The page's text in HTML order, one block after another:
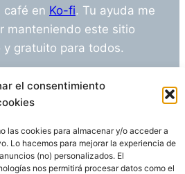
el consentimiento
las cookies para almacenar y/o acceder a
Lo hacemos para mejorar la experiencia de
(no) personalizados. El
nos permitirá procesar datos como el
café en Ko-fi. Tu ayuda me
manteniendo este sitio
y gratuito para todos.
o sugerencia? Escríbeme